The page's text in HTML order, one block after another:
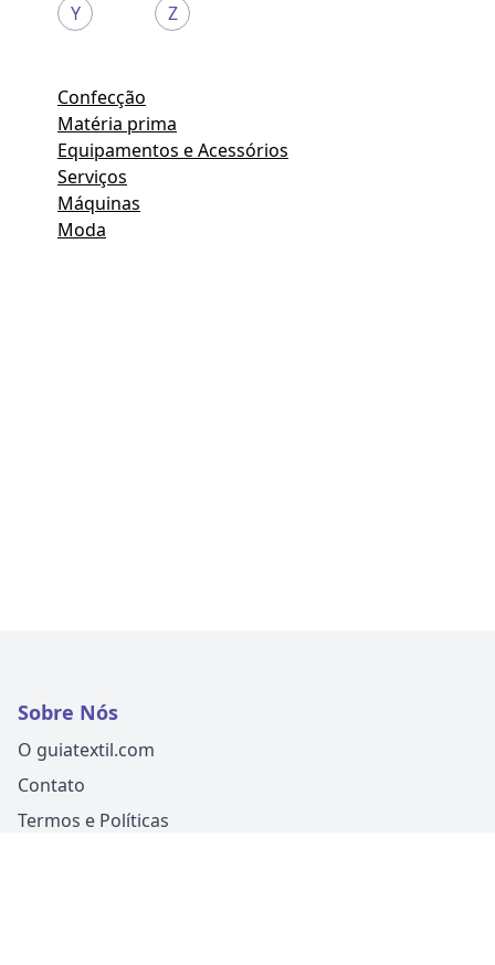
Y
Z
Confecção
Matéria prima
Equipamentos e Acessórios
Serviços
Máquinas
Moda
Sobre Nós
O guiatextil.com
Contato
Termos e Políticas